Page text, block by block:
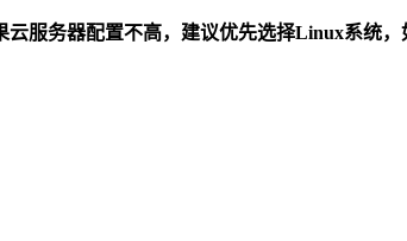
服务器配置不高，建议优先选择Linux系统，